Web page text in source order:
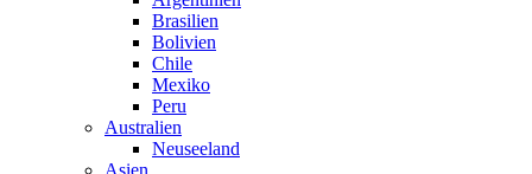
Brasilien
Bolivien
Chile
Mexiko
Peru
Australien
Neuseeland
Asien